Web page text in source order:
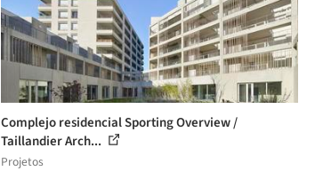
Complejo residencial Sporting Overview /
Taillandier Arch...
Projetos